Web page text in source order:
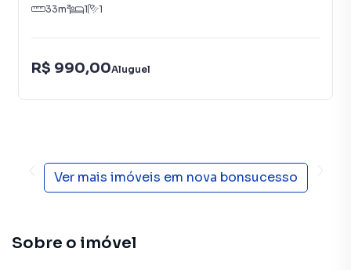
33m² 1 1
R$ 990,00Aluguel
Ver mais imóveis em nova bonsucesso
Sobre o imóvel